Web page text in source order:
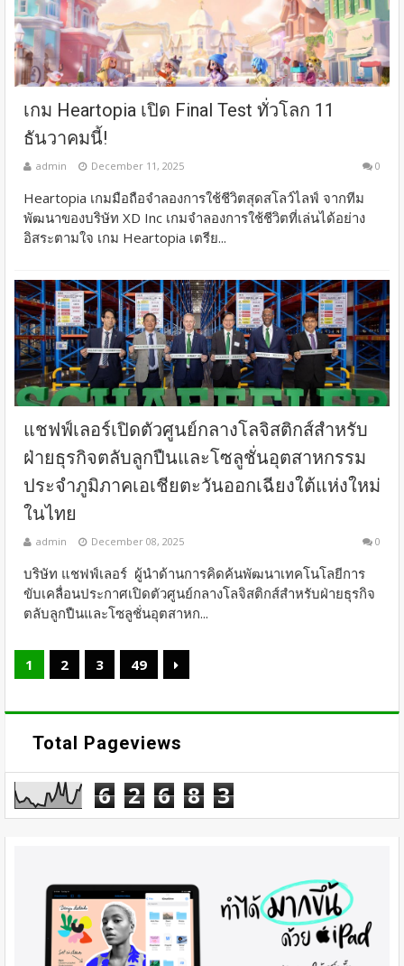
เกม Heartopia เปิด Final Test ทั่วโลก 11
ธันวาคมนี้!
admin December 11, 2025 0
Heartopia เกมมือถือจำลองการใช้ชีวิตสุดสโลว์ไลฟ์ จากทีม
พัฒนาของบริษัท XD Inc เกมจำลองการใช้ชีวิตที่เล่นได้อย่าง
อิสระตามใจ เกม Heartopia เตรีย...
แชฟฟ์เลอร์เปิดตัวศูนย์กลางโลจิสติกส์สำหรับ
ฝ่ายธุรกิจตลับลูกปืนและโซลูชั่นอุตสาหกรรม
ประจำภูมิภาคเอเชียตะวันออกเฉียงใต้แห่งใหม่
ในไทย
admin December 08, 2025 0
บริษัท แชฟฟ์เลอร์ ผู้นำด้านการคิดค้นพัฒนาเทคโนโลยีการ
ขับเคลื่อนประกาศเปิดตัวศูนย์กลางโลจิสติกส์สำหรับฝ่ายธุรกิจ
ตลับลูกปืนและโซลูชั่นอุตสาหก...
1 2 3 49
Total Pageviews
6 2 6 8 3